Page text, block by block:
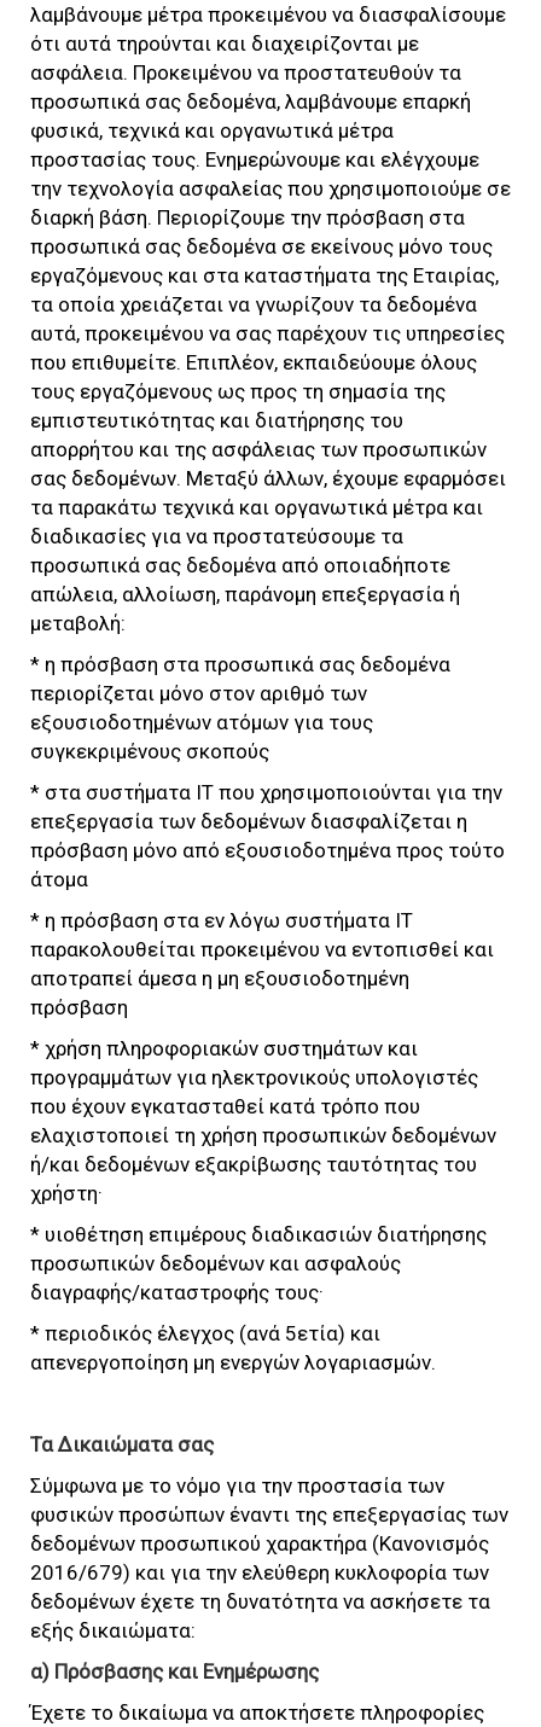
λαμβάνουμε μέτρα προκειμένου να διασφαλίσουμε
ότι αυτά τηρούνται και διαχειρίζονται με
ασφάλεια. Προκειμένου να προστατευθούν τα
προσωπικά σας δεδομένα, λαμβάνουμε επαρκή
φυσικά, τεχνικά και οργανωτικά μέτρα
προστασίας τους. Ενημερώνουμε και ελέγχουμε
την τεχνολογία ασφαλείας που χρησιμοποιούμε σε
διαρκή βάση. Περιορίζουμε την πρόσβαση στα
προσωπικά σας δεδομένα σε εκείνους μόνο τους
εργαζόμενους και στα καταστήματα της Εταιρίας,
τα οποία χρειάζεται να γνωρίζουν τα δεδομένα
αυτά, προκειμένου να σας παρέχουν τις υπηρεσίες
που επιθυμείτε. Επιπλέον, εκπαιδεύουμε όλους
τους εργαζόμενους ως προς τη σημασία της
εμπιστευτικότητας και διατήρησης του
απορρήτου και της ασφάλειας των προσωπικών
σας δεδομένων. Μεταξύ άλλων, έχουμε εφαρμόσει
τα παρακάτω τεχνικά και οργανωτικά μέτρα και
διαδικασίες για να προστατεύσουμε τα
προσωπικά σας δεδομένα από οποιαδήποτε
απώλεια, αλλοίωση, παράνομη επεξεργασία ή
μεταβολή:
* η πρόσβαση στα προσωπικά σας δεδομένα
περιορίζεται μόνο στον αριθμό των
εξουσιοδοτημένων ατόμων για τους
συγκεκριμένους σκοπούς
* στα συστήματα IT που χρησιμοποιούνται για την
επεξεργασία των δεδομένων διασφαλίζεται η
πρόσβαση μόνο από εξουσιοδοτημένα προς τούτο
άτομα
* η πρόσβαση στα εν λόγω συστήματα IT
παρακολουθείται προκειμένου να εντοπισθεί και
αποτραπεί άμεσα η μη εξουσιοδοτημένη
πρόσβαση
* χρήση πληροφοριακών συστημάτων και
προγραμμάτων για ηλεκτρονικούς υπολογιστές
που έχουν εγκατασταθεί κατά τρόπο που
ελαχιστοποιεί τη χρήση προσωπικών δεδομένων
ή/και δεδομένων εξακρίβωσης ταυτότητας του
χρήστη·
* υιοθέτηση επιμέρους διαδικασιών διατήρησης
προσωπικών δεδομένων και ασφαλούς
διαγραφής/καταστροφής τους·
* περιοδικός έλεγχος (ανά 5ετία) και
απενεργοποίηση μη ενεργών λογαριασμών.
Τα Δικαιώματα σας
Σύμφωνα με το νόμο για την προστασία των
φυσικών προσώπων έναντι της επεξεργασίας των
δεδομένων προσωπικού χαρακτήρα (Κανονισμός
2016/679) και για την ελεύθερη κυκλοφορία των
δεδομένων έχετε τη δυνατότητα να ασκήσετε τα
εξής δικαιώματα:
α) Πρόσβασης και Ενημέρωσης
Έχετε το δικαίωμα να αποκτήσετε πληροφορίες